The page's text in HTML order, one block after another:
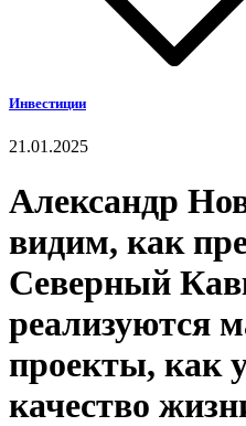
Инвестиции
21.01.2025
Александр
видим, как
Северный
реализуются
проекты, как
качество